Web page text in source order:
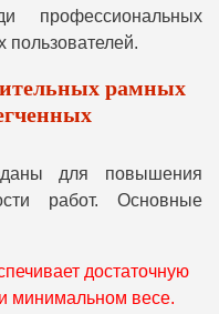
профессиональных
пользователей.
рамных
для повышения
работ. Основные
достаточную
минимальном весе.